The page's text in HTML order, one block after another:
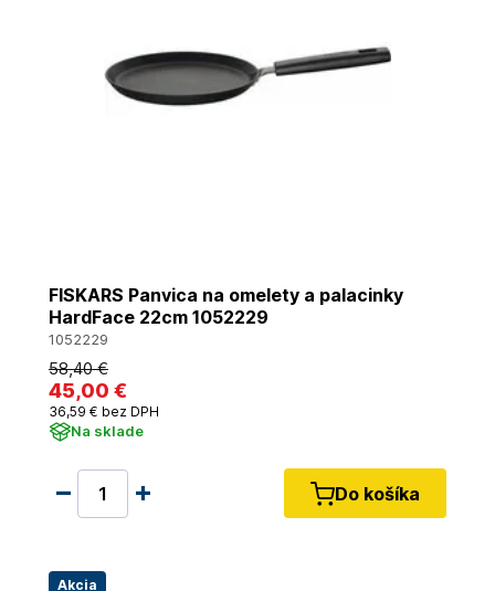
FISKARS Panvica na omelety a palacinky
HardFace 22cm 1052229
1052229
58,40 €
45,00 €
36,59 € bez DPH
Na sklade
Do košíka
Akcia